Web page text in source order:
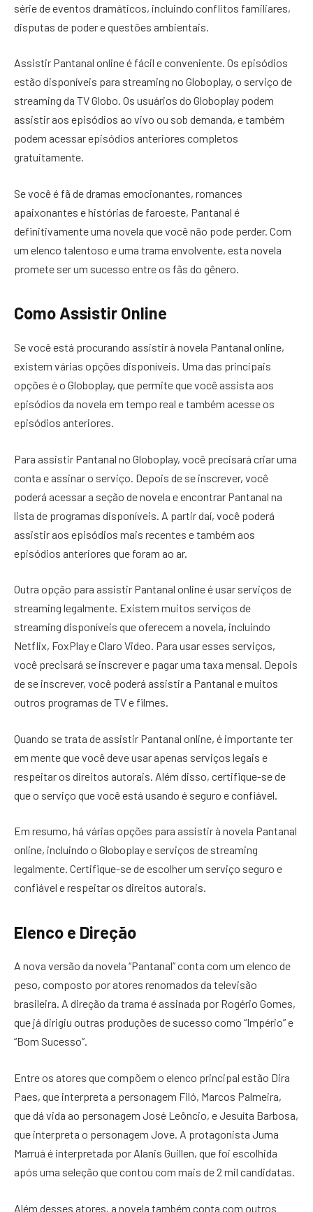
série de eventos dramáticos, incluindo conflitos familiares,
disputas de poder e questões ambientais.
Assistir Pantanal online é fácil e conveniente. Os episódios
estão disponíveis para streaming no Globoplay, o serviço de
streaming da TV Globo. Os usuários do Globoplay podem
assistir aos episódios ao vivo ou sob demanda, e também
podem acessar episódios anteriores completos
gratuitamente.
Se você é fã de dramas emocionantes, romances
apaixonantes e histórias de faroeste, Pantanal é
definitivamente uma novela que você não pode perder. Com
um elenco talentoso e uma trama envolvente, esta novela
promete ser um sucesso entre os fãs do gênero.
Como Assistir Online
Se você está procurando assistir à novela Pantanal online,
existem várias opções disponíveis. Uma das principais
opções é o Globoplay, que permite que você assista aos
episódios da novela em tempo real e também acesse os
episódios anteriores.
Para assistir Pantanal no Globoplay, você precisará criar uma
conta e assinar o serviço. Depois de se inscrever, você
poderá acessar a seção de novela e encontrar Pantanal na
lista de programas disponíveis. A partir daí, você poderá
assistir aos episódios mais recentes e também aos
episódios anteriores que foram ao ar.
Outra opção para assistir Pantanal online é usar serviços de
streaming legalmente. Existem muitos serviços de
streaming disponíveis que oferecem a novela, incluindo
Netflix, FoxPlay e Claro Video. Para usar esses serviços,
você precisará se inscrever e pagar uma taxa mensal. Depois
de se inscrever, você poderá assistir a Pantanal e muitos
outros programas de TV e filmes.
Quando se trata de assistir Pantanal online, é importante ter
em mente que você deve usar apenas serviços legais e
respeitar os direitos autorais. Além disso, certifique-se de
que o serviço que você está usando é seguro e confiável.
Em resumo, há várias opções para assistir à novela Pantanal
online, incluindo o Globoplay e serviços de streaming
legalmente. Certifique-se de escolher um serviço seguro e
confiável e respeitar os direitos autorais.
Elenco e Direção
A nova versão da novela “Pantanal” conta com um elenco de
peso, composto por atores renomados da televisão
brasileira. A direção da trama é assinada por Rogério Gomes,
que já dirigiu outras produções de sucesso como “Império” e
“Bom Sucesso”.
Entre os atores que compõem o elenco principal estão Dira
Paes, que interpreta a personagem Filó, Marcos Palmeira,
que dá vida ao personagem José Leôncio, e Jesuíta Barbosa,
que interpreta o personagem Jove. A protagonista Juma
Marruá é interpretada por Alanis Guillen, que foi escolhida
após uma seleção que contou com mais de 2 mil candidatas.
Além desses atores, a novela também conta com outros